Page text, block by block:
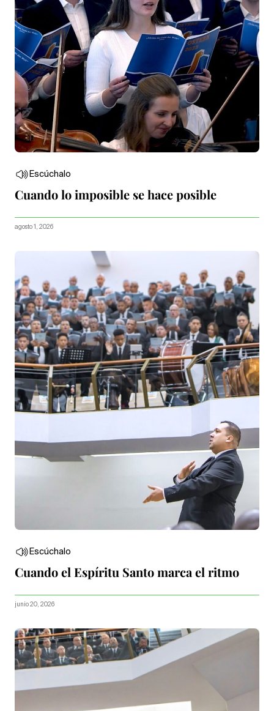
Escúchalo
Cuando lo imposible se hace posible
agosto 1, 2026
Escúchalo
Cuando el Espíritu Santo marca el ritmo
junio 20, 2026